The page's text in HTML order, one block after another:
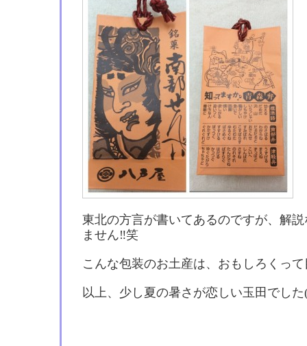
東北の方言が書いてあるのですが、解
ません‼︎笑
こんな包装のお土産は、おもしろくっ
以上、少し夏の暑さが恋しい玉田でした